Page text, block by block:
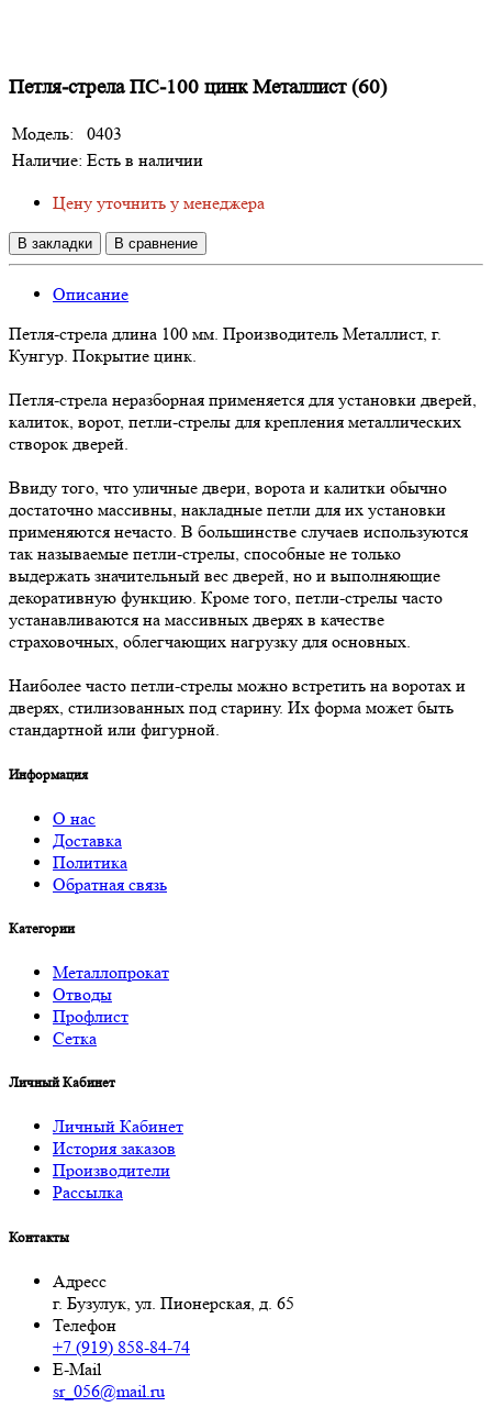
Петля-стрела ПС-100 цинк Металлист (60)
Модель:
0403
Наличие: Есть в наличии
Цену уточнить у менеджера
В закладки В сравнение
Описание
Петля-стрела длина 100 мм. Производитель Металлист, г.
Кунгур. Покрытие цинк.
Петля-стрела неразборная применяется для установки дверей,
калиток, ворот, петли-стрелы для крепления металлических
створок дверей.
Ввиду того, что уличные двери, ворота и калитки обычно
достаточно массивны, накладные петли для их установки
применяются нечасто. В большинстве случаев используются
так называемые петли-стрелы, способные не только
выдержать значительный вес дверей, но и выполняющие
декоративную функцию. Кроме того, петли-стрелы часто
устанавливаются на массивных дверях в качестве
страховочных, облегчающих нагрузку для основных.
Наиболее часто петли-стрелы можно встретить на воротах и
дверях, стилизованных под старину. Их форма может быть
стандартной или фигурной.
Информация
О нас
Доставка
Политика
Обратная связь
Категории
Металлопрокат
Отводы
Профлист
Сетка
Личный Кабинет
Личный Кабинет
История заказов
Производители
Рассылка
Контакты
Адресс
г. Бузулук, ул. Пионерская, д. 65
Телефон
+7 (919) 858-84-74
E-Mail
sr_056@mail.ru